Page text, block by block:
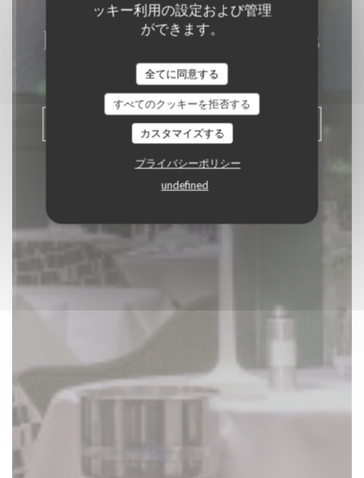
ッキー利用の設定および管理
ができます。
全てに同意する
すべてのクッキーを拒否する
カスタマイズする
プライバシーポリシー
undefined
La Closerie des Lilas
グルメレストラン|
予約